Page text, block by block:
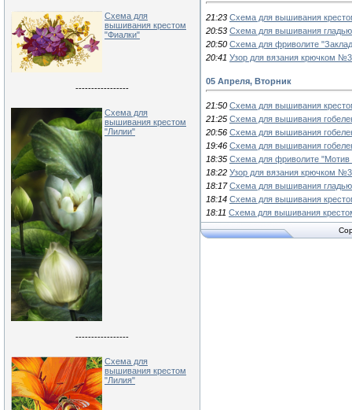
Схема для
вышивания крестом
"Фиалки"
-----------------
Схема для
вышивания крестом
"Лилии"
-----------------
Схема для
вышивания крестом
"Лилия"
21:23 Схема для вышивания
20:53 Схема для вышивания гладью
20:50 Схема для фриволите
20:41 Узор для вязания крючком
05 Апреля, Вторник
21:50 Схема для вышивания
21:25 Схема для вышивания
20:56 Схема для вышивания
19:46 Схема для вышивания
18:35 Схема для фриволите "Мотив
18:22 Узор для вязания крючком
18:17 Схема для вышивания
18:14 Схема для вышивания
18:11 Схема для вышивания